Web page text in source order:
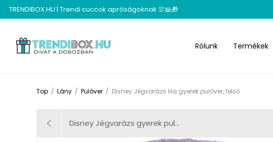
TRENDIBOX.HU | Trendi cuccok apróságoknak 👚📖🎁
Rólunk Termékek
Top / Lány / Pulóver / Disney Jégvarázs lila gyerek pulóver, felső
Disney Jégvarázs gyerek pul...